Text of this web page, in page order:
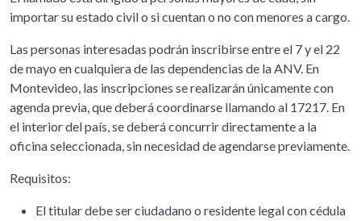
importar su estado civil o si cuentan o no con menores a cargo.
Las personas interesadas podrán inscribirse entre el 7 y el 22
de mayo en cualquiera de las dependencias de la ANV. En
Montevideo, las inscripciones se realizarán únicamente con
agenda previa, que deberá coordinarse llamando al 17217. En
el interior del país, se deberá concurrir directamente a la
oficina seleccionada, sin necesidad de agendarse previamente.
Requisitos:
El titular debe ser ciudadano o residente legal con cédula